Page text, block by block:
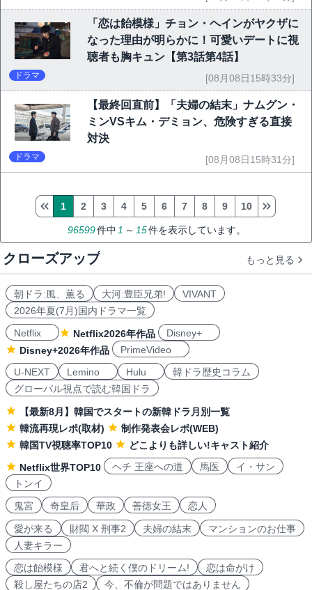
「恋は飴模様」チョン・ヘインがヤクザに
なった理由が明らかに！可愛いデートに視
聴者も胸キュン【第3話第4話】
ドラマ [08月08日15時33分]
【最終回直前】「夫婦の結末」ナムグン・
ミンVSキム・デミョン、危険すぎる直接
対決
ドラマ [08月08日15時31分]
96599件中 1 ～ 15件を表示しています。
1 2 3 4 5 6 7 8 9 10
クローズアップ もっと見る
朝ドラ:風、薫る 大河:豊臣兄弟!
VIVANT
2026年夏(7月)国内ドラマ一覧
Netflix
Netflix2026年作品
Disney+
Disney+2026年作品
PrimeVideo
U-NEXT
Lemino Hulu
韓ドラ歴史コラム
グローバル視点で読む韓国ドラ
【最新8月】韓国でスタートの新韓ドラ月別一覧
韓流再現レポ(取材)
制作発表会レポ(WEB)
韓国TV視聴率TOP10
どこよりも詳しい!キャスト紹介
Netflix世界TOP10
ヘチ 王座への道 馬医
イ・サン
トンイ
鬼宮
奇皇后 華政 善徳女王 恋人
愛が来る 財閥 X 刑事2 夫婦の結末
マンションのお仕事
人妻キラー
恋は飴模様
君へと続く僕のドリーム!
恋は命がけ
殺し屋たちの店2
今、不倫が問題ではありません